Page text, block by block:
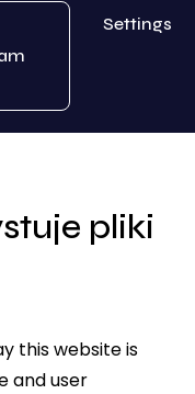
Settings
pliki
this website is
and user